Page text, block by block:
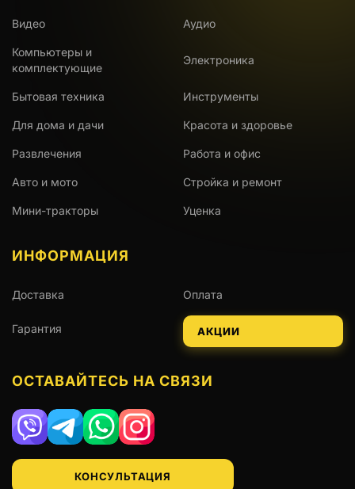
Видео Аудио
Компьютеры и
комплектующие
Электроника
Бытовая техника Инструменты
Для дома и дачи Красота и здоровье
Развлечения Работа и офис
Авто и мото Стройка и ремонт
Мини-тракторы Уценка
ИНФОРМАЦИЯ
Доставка Оплата
Гарантия АКЦИИ
ОСТАВАЙТЕСЬ НА СВЯЗИ
Viber TelegramWhatsAppInstagram
КОНСУЛЬТАЦИЯ